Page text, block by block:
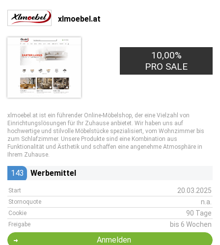
xlmoebel.at
10,00%
PRO SALE
xlmoebel.at ist ein führender Online-Möbelshop, der eine Vielzahl von
Einrichtungslösungen für Ihr Zuhause anbietet. Wir haben uns auf
hochwertige und stilvolle Möbelstücke spezialisiert, vom Wohnzimmer bis
zum Schlafzimmer. Unsere Produkte sind eine Kombination aus
Funktionalität und Ästhetik und schaffen eine angenehme Atmosphäre in
Ihrem Zuhause.
143 Werbemittel
Start 20.03.2025
Stornoquote n.a.
Cookie 90 Tage
Freigabe bis 6 Wochen
Anmelden